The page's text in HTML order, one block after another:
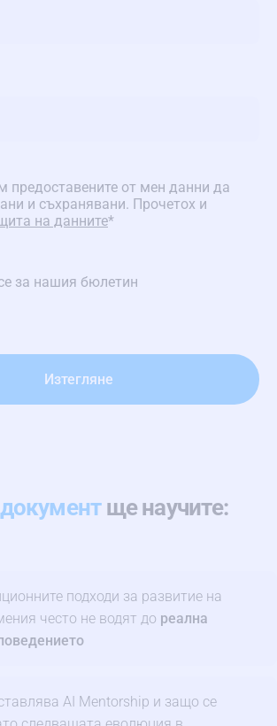
предоставените от мен данни да
и съхранявани. Прочетох и
на данните*
за нашия бюлетин
документще научите:
подходи за развитие на
често не водят до реална
AI Mentorship и защо се